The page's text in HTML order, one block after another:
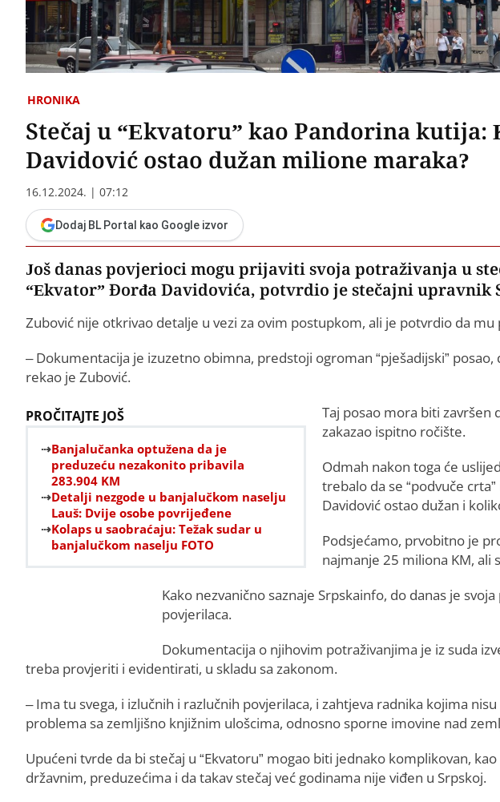
HRONIKA
Stečaj u “Ekvatoru” kao Pandorina kutija:
Davidović ostao dužan milione maraka?
16.12.2024. | 07:12
Dodaj BL Portal kao Google izvor
Još danas povjerioci mogu prijaviti svoja potraživanja u
“Ekvator” Đorđa Davidovića, potvrdio je stečajni upravnik
Zubović nije otkrivao detalje u vezi za ovim postupkom, ali je potvrdio da
– Dokumentacija je izuzetno obimna, predstoji ogroman “pješadijski”
rekao je Zubović.
PROČITAJTE JOŠ
Banjalučanka optužena da je
preduzeću nezakonito pribavila
283.904 KM
Detalji nezgode u banjalučkom naselju
Lauš: Dvije osobe povrijeđene
Kolaps u saobraćaju: Težak sudar u
banjalučkom naselju FOTO
Taj posao mora biti završen
zakazao ispitno ročište.
Odmah nakon toga će
trebalo da se “podvuče
Davidović ostao dužan i
Podsjećamo, prvobitno je
najmanje 25 miliona KM, ali
Kako nezvanično saznaje Srpskainfo, do danas je
povjerilaca.
Dokumentacija o njihovim potraživanjima je iz suda
treba provjeriti i evidentirati, u skladu sa zakonom.
– Ima tu svega, i izlučnih i razlučnih povjerilaca, i zahtjeva radnika kojima
problema sa zemljišno knjižnim ulošcima, odnosno sporne imovine nad
Upućeni tvrde da bi stečaj u “Ekvatoru” mogao biti jednako komplikovan,
državnim, preduzećima i da takav stečaj već godinama nije viđen u Srpskoj.